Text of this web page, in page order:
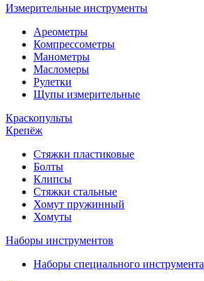
Измерительные инструменты
Ареометры
Компрессометры
Манометры
Масломеры
Рулетки
Щупы измерительные
Краскопульты
Крепёж
Стяжки пластиковые
Болты
Клипсы
Стяжки стальные
Хомут пружинный
Хомуты
Наборы инструментов
Наборы специального инструмента